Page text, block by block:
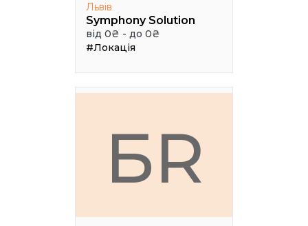
Львів
Symphony Solution
від 0₴ - до 0₴
#Локація
БR